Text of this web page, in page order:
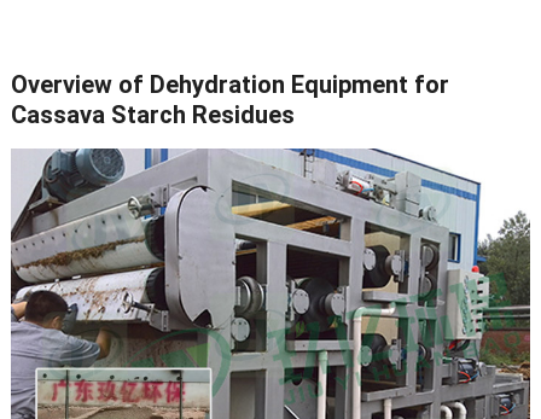
Overview of Dehydration Equipment for
Cassava Starch Residues​